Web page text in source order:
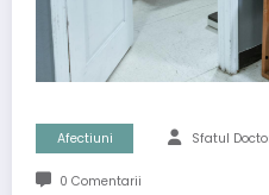
Afectiuni Sfatul
0 Comentarii